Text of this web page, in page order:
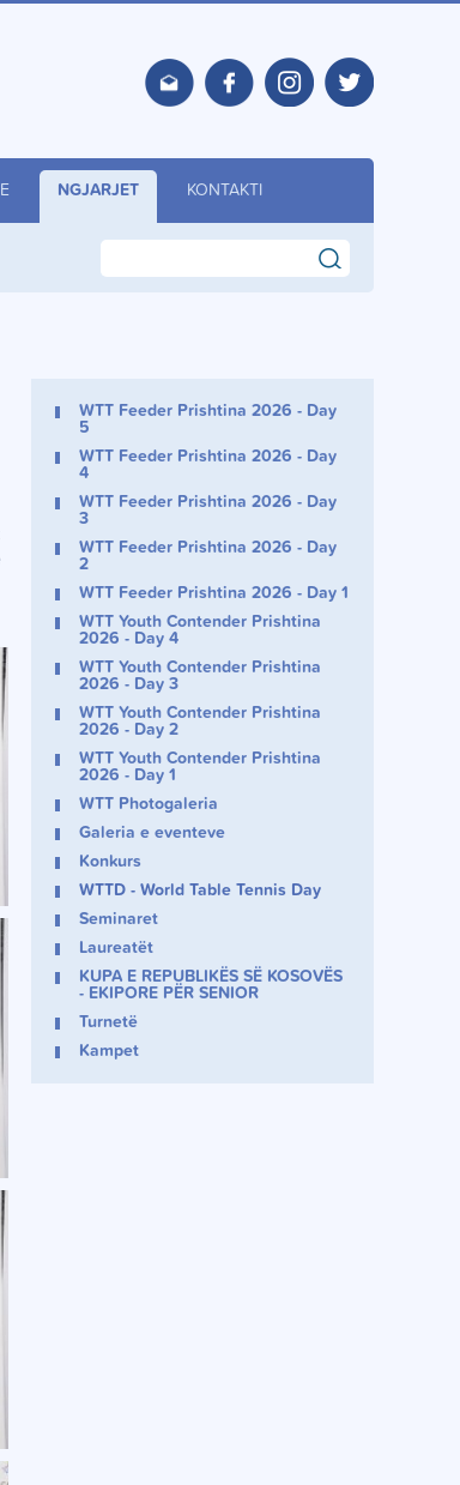
NGJARJET KONTAKTI
search
WTT Feeder Prishtina 2026 - Day
5
WTT Feeder Prishtina 2026 - Day
4
WTT Feeder Prishtina 2026 - Day
3
WTT Feeder Prishtina 2026 - Day
2
WTT Feeder Prishtina 2026 - Day 1
WTT Youth Contender Prishtina
2026 - Day 4
WTT Youth Contender Prishtina
2026 - Day 3
WTT Youth Contender Prishtina
2026 - Day 2
WTT Youth Contender Prishtina
2026 - Day 1
WTT Photogaleria
Galeria e eventeve
Konkurs
WTTD - World Table Tennis Day
Seminaret
Laureatët
KUPA E REPUBLIKËS SË KOSOVËS
- EKIPORE PËR SENIOR
Turnetë
Kampet